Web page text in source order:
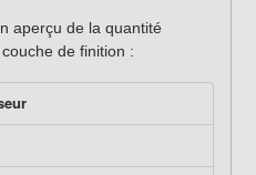
aperçu de la quantité
de finition :